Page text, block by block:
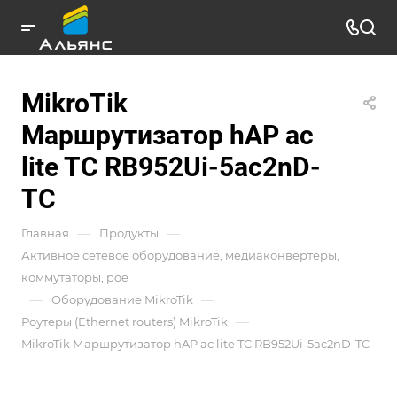
MikroTik
Маршрутизатор hAP ac
lite TC RB952Ui-5ac2nD-
TC
Главная — Продукты —
Активное сетевое оборудование, медиаконвертеры,
коммутаторы, poe
— Оборудование MikroTik —
Роутеры (Ethernet routers) MikroTik —
MikroTik Маршрутизатор hAP ac lite TC RB952Ui-5ac2nD-TC